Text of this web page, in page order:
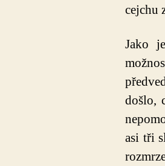
cejchu
Jako
došlo,
asi tři